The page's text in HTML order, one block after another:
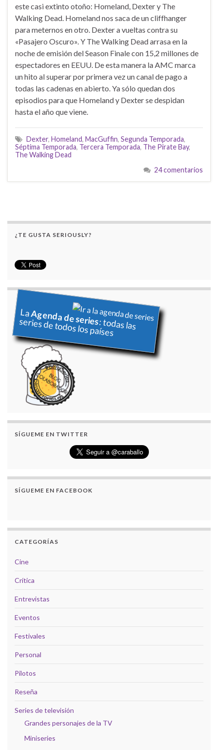
este casi extinto otoño: Homeland, Dexter y The
Walking Dead. Homeland nos saca de un cliffhanger
para meternos en otro. Dexter a vueltas contra su
«Pasajero Oscuro». Y The Walking Dead arrasa en la
noche de emisión del Season Finale con 15,2 millones de
espectadores en EEUU. De esta manera la AMC marca
un hito al superar por primera vez un canal de pago a
todas las cadenas en abierto. Ya sólo quedan dos
episodios para que Homeland y Dexter se despidan
hasta el año que viene.
Dexter, Homeland, MacGuffin, Segunda Temporada,
Séptima Temporada, Tercera Temporada, The Pirate Bay,
The Walking Dead
24 comentarios
¿TE GUSTA SERIOUSLY?
LaAgenda de series: todas las
series de todos los países
SÍGUEME EN TWITTER
SÍGUEME EN FACEBOOK
CATEGORÍAS
Cine
Crítica
Entrevistas
Eventos
Festivales
Personal
Pilotos
Reseña
Series de televisión
Grandes personajes de la TV
Miniseries